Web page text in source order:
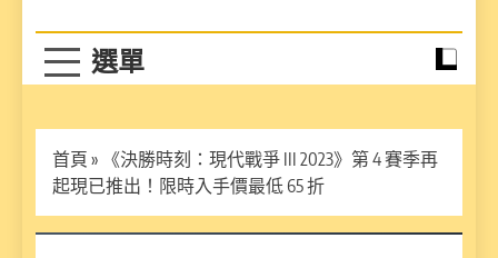
首頁 » 《決勝時刻：現代戰爭 III 2023》第 4 賽季再
起現已推出！限時入手價最低 65 折